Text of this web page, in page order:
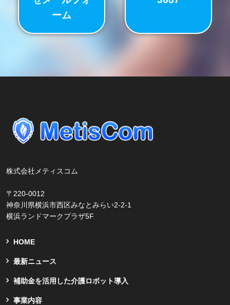
ーム
株式会社メティスコム
〒220-0012
神奈川県横浜市西区みなとみらい2-2-1
横浜ランドマークプラザ5F
HOME
最新ニュース
補助金を活用した介護ロボット導入
事業内容